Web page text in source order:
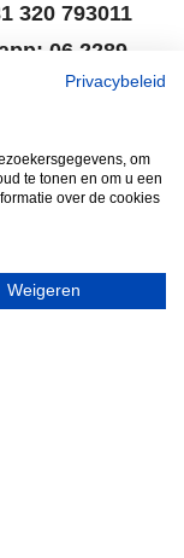
320 793011
06 2289
voorwaarden
Privacybeleid
om
te tonen en om u een
over de cookies
Weigeren